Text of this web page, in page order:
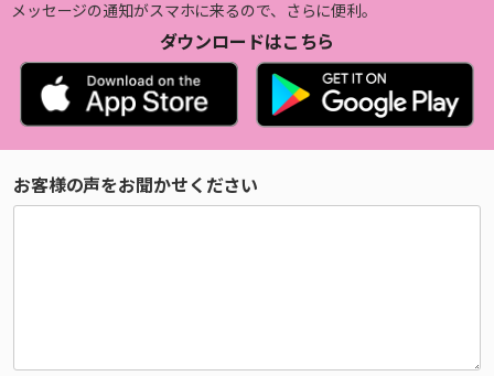
メッセージの通知がスマホに来るので、さらに便利。
ダウンロードはこちら
お客様の声をお聞かせください